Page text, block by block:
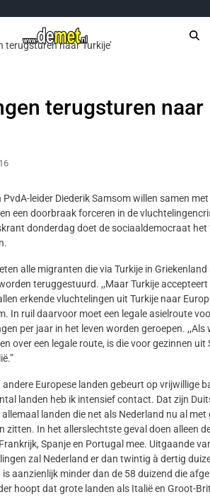
terugsturen naar Turkije’
terugsturen naar
leider Diederik Samsom willen samen met
een doorbraak forceren in de
donderdag doet de sociaaldemocraat het
alle migranten die via Turkije in Griekenland
teruggestuurd. ,,Maar Turkije accepteert
erkende vluchtelingen uit Turkije naar
In ruil daarvoor moet een legale asielroute
per jaar in het leven worden geroepen. ,,Als
over een legale route, is die voor gezinnen uit
Europese landen gebeurt op vrijwillige
landen heb ik intensief contact. Dat zijn
landen die net als Nederland nu al met
zitten. In het allerslechtste geval doen alleen
Spanje en Portugal mee. Uitgaande
zal Nederland er dan twintig à dertig
aanzienlijk minder dan de 58 duizend die
hoopt dat grote landen als Italië en Groot-